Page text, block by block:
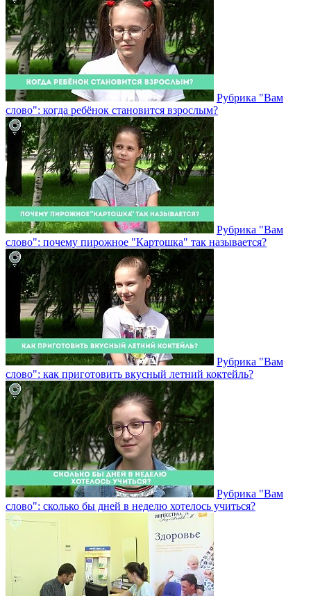
Рубрика "Вам
слово": когда ребёнок становится взрослым?
Рубрика "Вам
слово": почему пирожное "Картошка" так называется?
Рубрика "Вам
слово": как приготовить вкусный летний коктейль?
Рубрика "Вам
слово": сколько бы дней в неделю хотелось учиться?